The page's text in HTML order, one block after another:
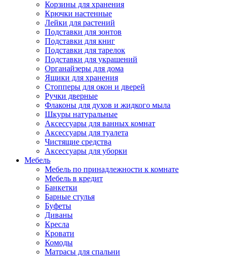
Корзины для хранения
Крючки настенные
Лейки для растений
Подставки для зонтов
Подставки для книг
Подставки для тарелок
Подставки для украшений
Органайзеры для дома
Ящики для хранения
Стопперы для окон и дверей
Ручки дверные
Флаконы для духов и жидкого мыла
Шкуры натуральные
Аксессуары для ванных комнат
Аксессуары для туалета
Чистящие средства
Аксессуары для уборки
Мебель
Мебель по принадлежности к комнате
Мебель в кредит
Банкетки
Барные стулья
Буфеты
Диваны
Кресла
Кровати
Комоды
Матрасы для спальни